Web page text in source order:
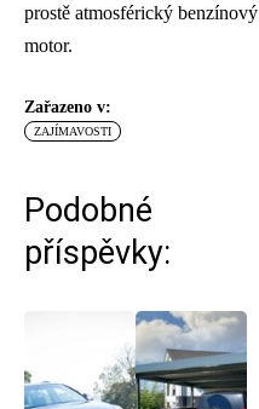
prostě atmosférický benzínový
motor.
Zařazeno v:
ZAJÍMAVOSTI
Podobné
příspěvky: